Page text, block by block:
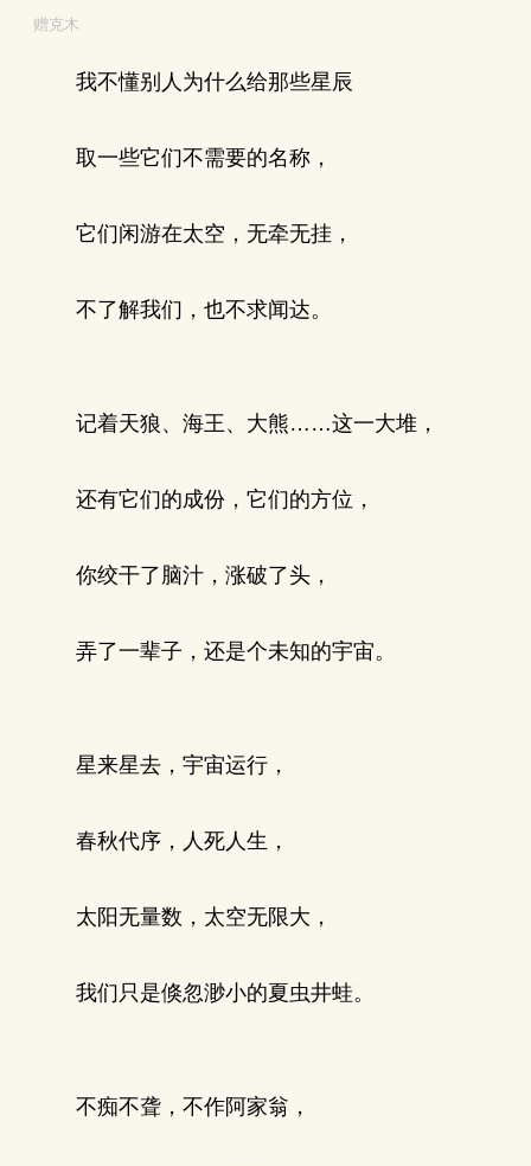
赠克木
我不懂别人为什么给那些星辰
取一些它们不需要的名称，
它们闲游在太空，无牵无挂，
不了解我们，也不求闻达。
记着天狼、海王、大熊……这一大堆，
还有它们的成份，它们的方位，
你绞干了脑汁，涨破了头，
弄了一辈子，还是个未知的宇宙。
星来星去，宇宙运行，
春秋代序，人死人生，
太阳无量数，太空无限大，
我们只是倏忽渺小的夏虫井蛙。
不痴不聋，不作阿家翁，